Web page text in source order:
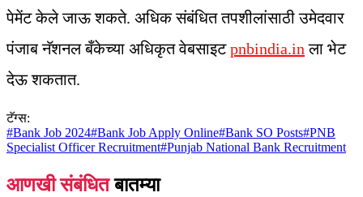
पेमेंट केले जाऊ शकते. अधिक संबंधित तपशीलांसाठी उमेदवार
पंजाब नॅशनल बँकेच्या अधिकृत वेबसाइटpnbindia.in ला भेट
देऊ शकतात.
टॅग्स:
#Bank Job 2024#Bank Job Apply Online#Bank SO Posts#PNB
Specialist Officer Recruitment#Punjab National Bank Recruitment
आणखी संबंधित बातम्या